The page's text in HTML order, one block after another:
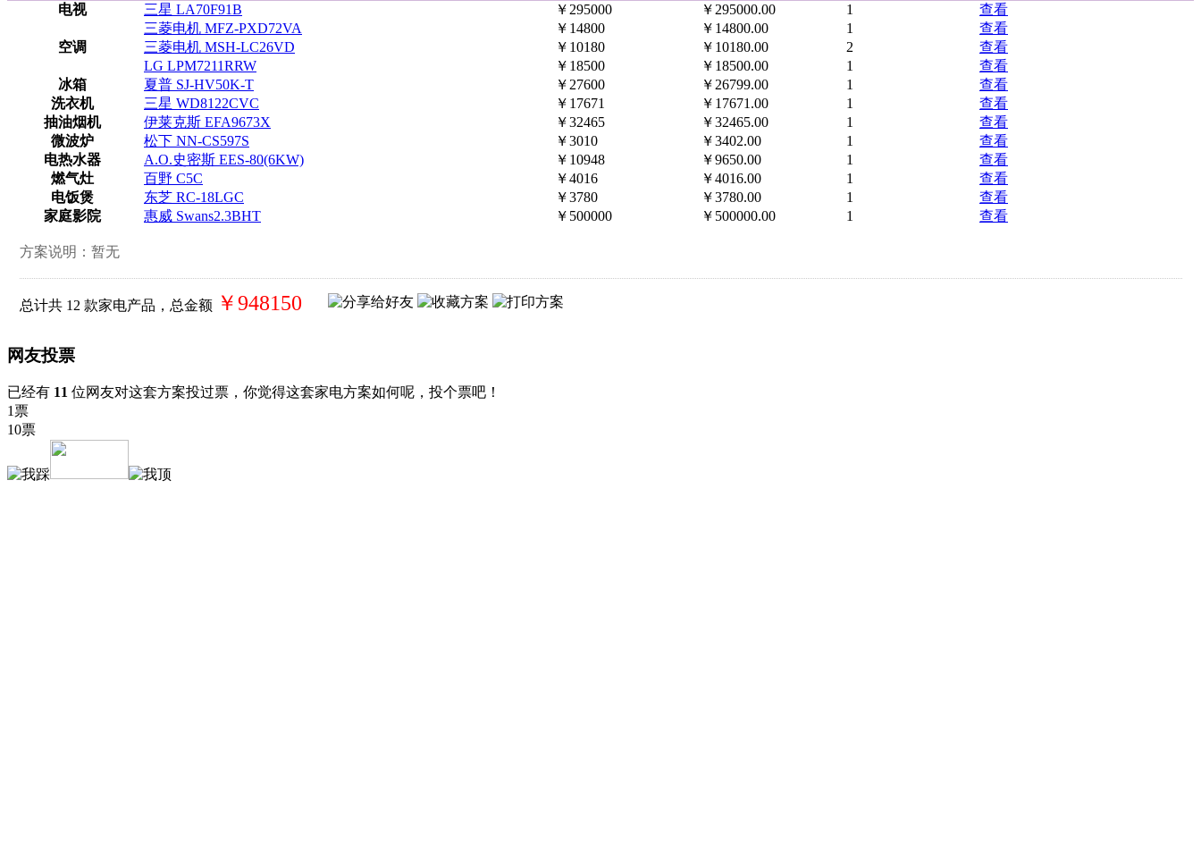
电视
三星 LA70F91B ￥295000 ￥295000.00 1 查看
空调
三菱电机 MFZ-PXD72VA ￥14800 ￥14800.00 1
查看
三菱电机 MSH-LC26VD
￥10180 ￥10180.00 2
查看
LG LPM7211RRW
￥18500 ￥18500.00 1
查看
冰箱
夏普 SJ-HV50K-T ￥27600 ￥26799.00 1
查看
洗衣机
三星 WD8122CVC ￥17671 ￥17671.00 1
查看
抽油烟机
伊莱克斯 EFA9673X ￥32465 ￥32465.00 1
查看
微波炉
松下 NN-CS597S ￥3010 ￥3402.00 1
查看
电热水器
A.O.史密斯 EES-80(6KW) ￥10948 ￥9650.00 1
查看
燃气灶
百野 C5C ￥4016 ￥4016.00 1
查看
电饭煲
东芝 RC-18LGC ￥3780 ￥3780.00 1
查看
家庭影院
惠威 Swans2.3BHT ￥500000 ￥500000.00 1 查看
方案说明： 暂无
总计共 12 款家电产品，总金额 ￥948150
网友投票
已经有 11 位网友对这套方案投过票，你觉得这套家电方案如何呢，投个票吧！
1票
10票